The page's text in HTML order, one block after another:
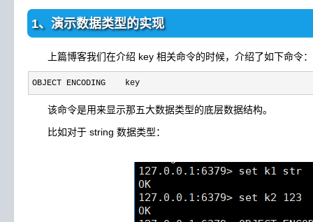
1、演示数据类型的实现
上篇博客我们在介绍 key 相关命令的时候，介绍了如下命令：
OBJECT ENCODING    key
该命令是用来显示那五大数据类型的底层数据结构。
比如对于 string 数据类型：